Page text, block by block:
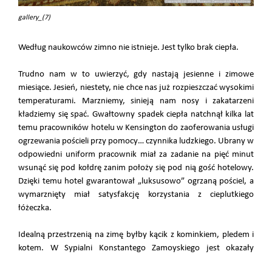
gallery_(7)
Według naukowców zimno nie istnieje. Jest tylko brak ciepła.
Trudno nam w to uwierzyć, gdy nastają jesienne i zimowe
miesiące. Jesień, niestety, nie chce nas już rozpieszczać wysokimi
temperaturami. Marzniemy, sinieją nam nosy i zakatarzeni
kładziemy się spać. Gwałtowny spadek ciepła natchnął kilka lat
temu pracowników hotelu w Kensington do zaoferowania usługi
ogrzewania pościeli przy pomocy… czynnika ludzkiego. Ubrany w
odpowiedni uniform pracownik miał za zadanie na pięć minut
wsunąć się pod kołdrę zanim położy się pod nią gość hotelowy.
Dzięki temu hotel gwarantował „luksusowo” ogrzaną pościel, a
wymarznięty miał satysfakcję korzystania z cieplutkiego
łóżeczka.
Idealną przestrzenią na zimę byłby kącik z kominkiem, pledem i
kotem. W Sypialni Konstantego Zamoyskiego jest okazały